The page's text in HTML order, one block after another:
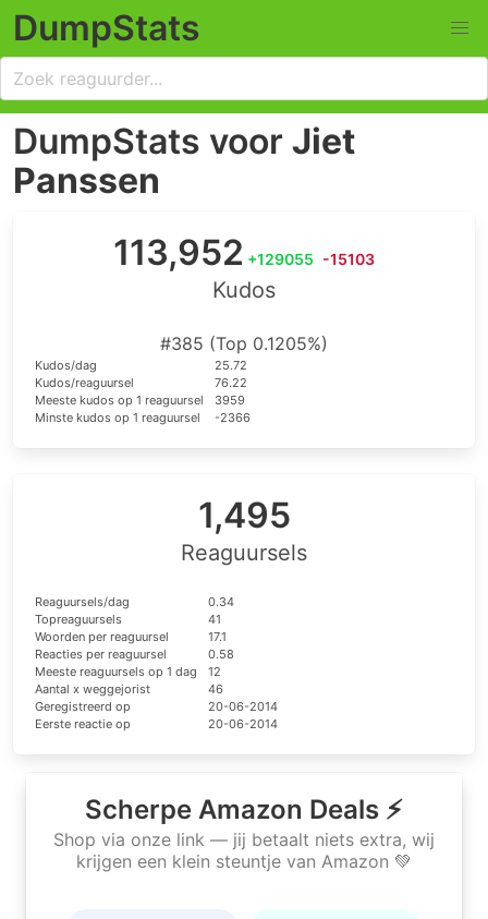
DumpStats
DumpStats voor Jiet
Panssen
113,952 +129055 -15103
Kudos
#385 (Top 0.1205%)
Kudos/dag
25.72
Kudos/reaguursel
76.22
Meeste kudos op 1 reaguursel
3959
Minste kudos op 1 reaguursel
-2366
1,495
Reaguursels
Reaguursels/dag
0.34
Topreaguursels
41
Woorden per reaguursel
17.1
Reacties per reaguursel
0.58
Meeste reaguursels op 1 dag
12
Aantal x weggejorist
46
Geregistreerd op
20-06-2014
Eerste reactie op
20-06-2014
Scherpe Amazon Deals ⚡
Shop via onze link — jij betaalt niets extra, wij
krijgen een klein steuntje van Amazon 💚